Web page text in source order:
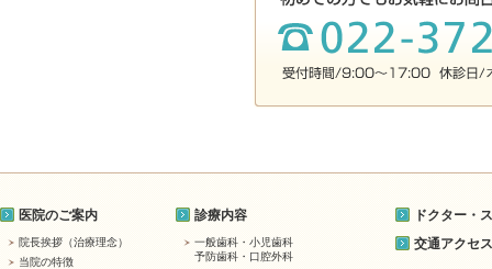
医院のご案内
院長挨拶（治療理念）
当院の特徴
診療内容
一般歯科・小児歯科
予防歯科・口腔外科
ドクター・
交通アクセス